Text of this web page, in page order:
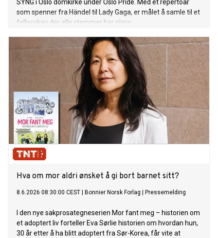
SYNG i Oslo domkirke under Oslo Pride. Med et repertoar
som spenner fra Händel til Lady Gaga, er målet å samle til et
fellesskap der alle stemmer har plass.
Hva om mor aldri ønsket å gi bort barnet sitt?
8.6.2026 08:30:00 CEST Bonnier Norsk Forlag Pressemelding
I den nye sakprosategneserien Mor fant meg – historien om
et adoptert liv forteller Eva Sørlie historien om hvordan hun,
30 år etter å ha blitt adoptert fra Sør-Korea, får vite at